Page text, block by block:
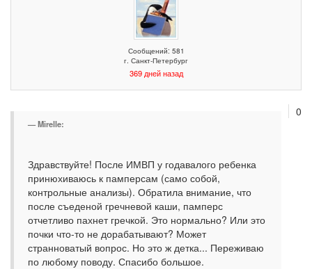
Сообщений: 581
г. Санкт-Петербург
369 дней назад
0
Mirelle:
Здравствуйте! После ИМВП у годавалого ребенка
принюхиваюсь к памперсам (само собой,
контрольные анализы). Обратила внимание, что
после съеденой гречневой каши, памперс
отчетливо пахнет гречкой. Это нормально? Или это
почки что-то не дорабатывают? Может
странноватый вопрос. Но это ж детка... Переживаю
по любому поводу. Спасибо большое.